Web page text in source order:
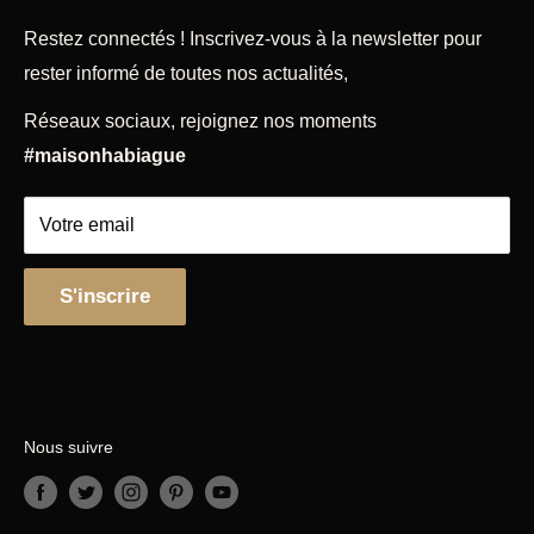
cuisine de qualité professionnelle, articles de cuisine
et accessoires, pâtisserie, petit électroménager,
Découvrez nos diverses rubriques qui répondront à
Magasin
Mentions légales
CGU & CGV
Politique de remboursement
Restez connectés ! Inscrivez-vous à la newsletter pour
rester informé de toutes nos actualités,
Réseaux sociaux, rejoignez nos moments
#maisonhabiague
Votre email
S'inscrire
Nous suivre